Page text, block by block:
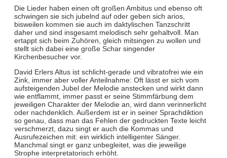
Die Lieder haben einen oft großen Ambitus und ebenso oft
schwingen sie sich jubelnd auf oder geben sich arios,
bisweilen kommen sie auch im daktylischen Tanzschritt
daher und sind insgesamt melodisch sehr gehaltvoll. Man
ertappt sich beim Zuhören, gleich mitsingen zu wollen und
stellt sich dabei eine große Schar singender
Kirchenbesucher vor.
David Erlers Altus ist schlicht-gerade und vibratofrei wie ein
Zink, immer aber voller Anteilnahme: Oft lässt er sich vom
aufsteigenden Jubel der Melodie anstecken und wirkt dann
wie entflammt, immer passt er seine Stimmfärbung dem
jeweiligen Charakter der Melodie an, wird dann verinnerlicht
oder nachdenklich. Außerdem ist er in seiner Sprachdiktion
so genau, dass man das Fehlen der gedruckten Texte leicht
verschmerzt, dazu singt er auch die Kommas und
Ausrufezeichen mit: ein wirklich intelligenter Sänger.
Manchmal singt er ganz unbegleitet, was die jeweilige
Strophe interpretatorisch erhöht.